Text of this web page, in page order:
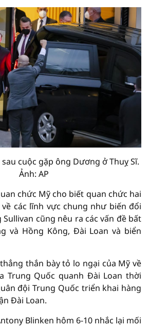
cuộc gặp ông Dương ở Thuỵ Sĩ.
Ảnh: AP
chức Mỹ cho biết quan chức hai
các lĩnh vực chung như biến đổi
cũng nêu ra các vấn đề bất
và Hồng Kông, Đài Loan và biển
thắn bày tỏ lo ngại của Mỹ về
Trung Quốc quanh Đài Loan thời
đội Trung Quốc triển khai hàng
Đài Loan.
Blinken hôm 6-10 nhắc lại mối